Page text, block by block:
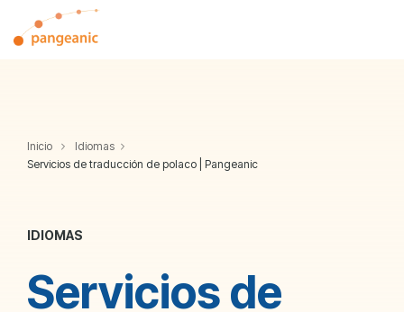
the
Inicio
Idiomas
Servicios de traducción de polaco | Pangeanic
IDIOMAS
Servicios de